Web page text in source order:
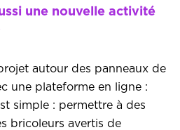
une nouvelle activité
autour des panneaux de
une plateforme en ligne :
simple : permettre à des
bricoleurs avertis de